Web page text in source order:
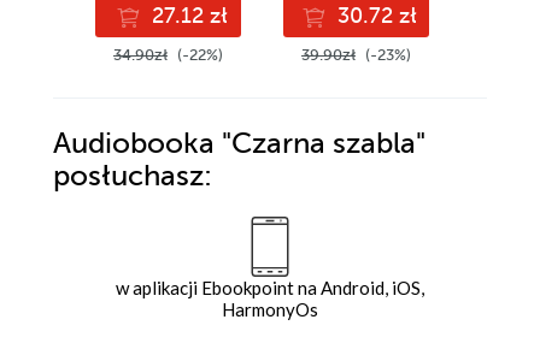
27.12 zł
34.90zł (-22%)
30.72 zł
39.90zł (-23%)
Audiobooka "Czarna szabla"
posłuchasz:
w aplikacji Ebookpoint na Android, iOS,
HarmonyOs